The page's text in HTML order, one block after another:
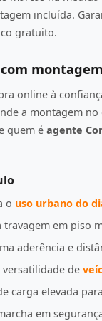
incluída.
gratuito.
online à
a montagem
quem é agente
o uso urbano do
travagem em piso
aderência e
de
carga elevada para
em